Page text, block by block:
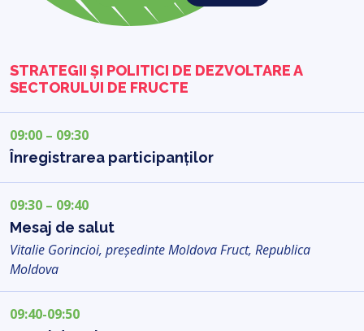
STRATEGII ȘI POLITICI DE DEZVOLTARE A
SECTORULUI DE FRUCTE
09:00 – 09:30
Înregistrarea participanților
09:30 – 09:40
Mesaj de salut
Vitalie Gorincioi, președinte Moldova Fruct, Republica
Moldova
09:40-09:50